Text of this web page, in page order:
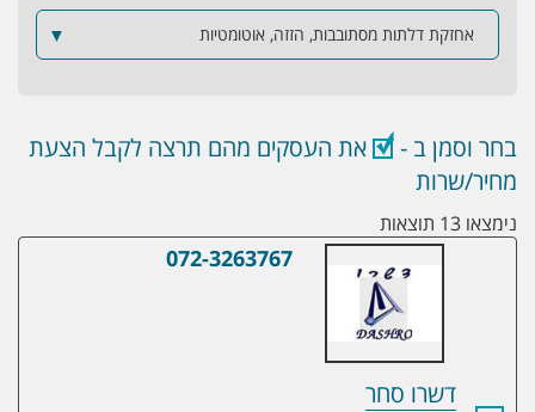
אחזקת דלתות מסתובבות, הזזה, אוטומטיות ▼
בחר וסמן ב -
את העסקים מהם תרצה לקבל הצעת
מחיר/שרות
נימצאו 13 תוצאות
דשרו סחר
072-3263767
דשרו סחר